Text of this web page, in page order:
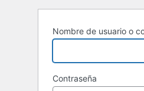
Nombre de usuario o
Contraseña